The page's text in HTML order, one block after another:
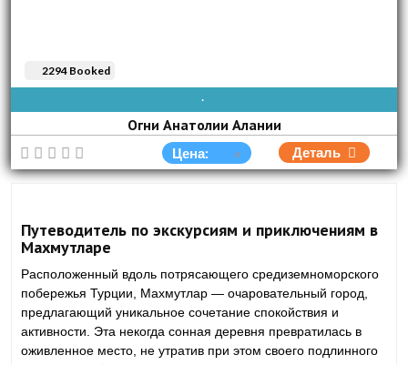
СРЕ
Огни Анатолии Алании
2294 Booked
Цена: Деталь
Путеводитель по экскурсиям и приключениям в
Махмутларе
Расположенный вдоль потрясающего средиземноморского
побережья Турции, Махмутлар — очаровательный город,
предлагающий уникальное сочетание спокойствия и
активности. Эта некогда сонная деревня превратилась в
оживленное место, не утратив при этом своего подлинного